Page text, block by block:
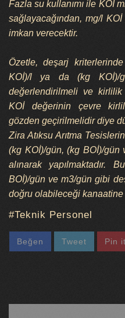
Fazla su kullanımı ile KOİ
sağlayacağından, mg/l
imkan verecektir.
Özetle, deşarj
KOİ)/l ya da (kg KOİ)/
değerlendirilmeli ve
KOİ değerinin çevre
gözden geçirilmelidir diye
Zira Atıksu Arıtma
(kg KOİ)/gün, (kg BOİ)/
alınarak yapılmaktadır.
BOİ)/gün ve m3/gün gibi
doğru olabileceği kanaatine
Teknik Personel
Beğen Tweet Pin it